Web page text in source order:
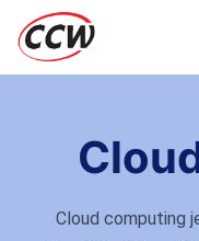
Cloud computing